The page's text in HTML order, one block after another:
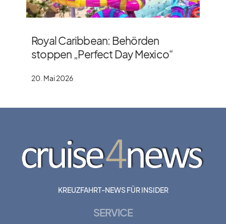
Royal Caribbean: Behörden
stoppen „Perfect Day Mexico“
20. Mai 2026
KREUZFAHRT-NEWS FÜR INSIDER
SERVICE